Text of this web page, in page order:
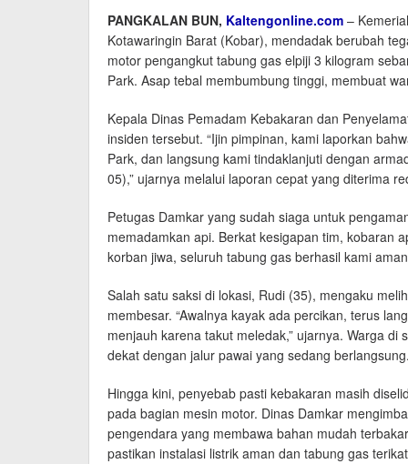
PANGKALAN BUN, Kaltengonline.com –
Kotawaringin Barat (Kobar), mendadak berubah
motor pengangkut tabung gas elpiji 3 kilogram
Park. Asap tebal membumbung tinggi, membuat
Kepala Dinas Pemadam Kebakaran dan
insiden tersebut. “Ijin pimpinan, kami laporkan
Park, dan langsung kami tindaklanjuti dengan
05),” ujarnya melalui laporan cepat yang diterima
Petugas Damkar yang sudah siaga untuk
memadamkan api. Berkat kesigapan tim, kobaran
korban jiwa, seluruh tabung gas berhasil kami
Salah satu saksi di lokasi, Rudi (35), mengaku
membesar. “Awalnya kayak ada percikan, terus
menjauh karena takut meledak,” ujarnya. Warga
dekat dengan jalur pawai yang sedang
Hingga kini, penyebab pasti kebakaran masih
pada bagian mesin motor. Dinas Damkar
pengendara yang membawa bahan mudah
pastikan instalasi listrik aman dan tabung gas